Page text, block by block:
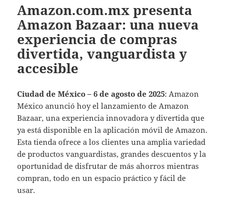
Amazon.com.mx presenta
Amazon Bazaar: una nueva
experiencia de compras
divertida, vanguardista y
accesible
Ciudad de México – 6 de agosto de 2025: Amazon
México anunció hoy el lanzamiento de Amazon
Bazaar, una experiencia innovadora y divertida que
ya está disponible en la aplicación móvil de Amazon.
Esta tienda ofrece a los clientes una amplia variedad
de productos vanguardistas, grandes descuentos y la
oportunidad de disfrutar de más ahorros mientras
compran, todo en un espacio práctico y fácil de
usar.